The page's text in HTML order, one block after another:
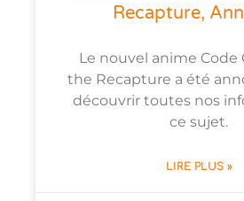
Recapture,
Le nouvel anime Code
the Recapture a été
découvrir toutes nos
ce sujet.
LIRE PLUS »